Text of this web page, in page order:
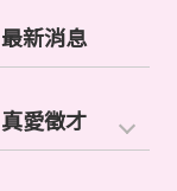
最新消息
真愛徵才